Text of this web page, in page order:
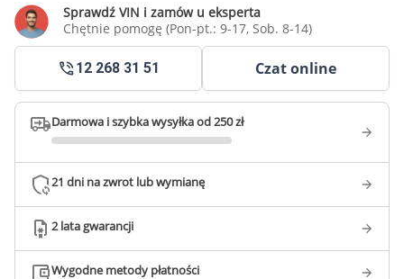
Sprawdź VIN i zamów u eksperta
Chętnie pomogę (Pon-pt.: 9-17, Sob. 8-14)
12 268 31 51 Czat online
Darmowa i szybka wysyłka od 250 zł
21 dni na zwrot lub wymianę
2 lata gwarancji
Wygodne metody płatności